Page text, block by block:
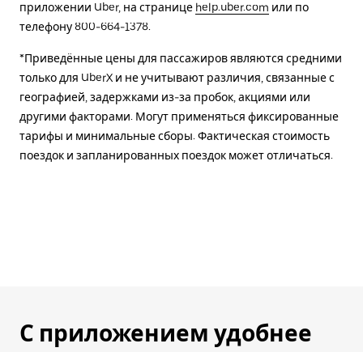
приложении Uber, на странице help.uber.com или по
телефону 800-664-1378.
*Приведённые цены для пассажиров являются средними
только для UberX и не учитывают различия, связанные с
географией, задержками из-за пробок, акциями или
другими факторами. Могут применяться фиксированные
тарифы и минимальные сборы. Фактическая стоимость
поездок и запланированных поездок может отличаться.
С приложением удобнее